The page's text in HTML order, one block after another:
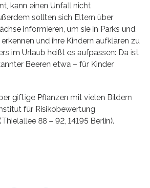
kann einen Unfall nicht
sollten sich Eltern über
informieren, um sie in Parks und
und ihre Kindern aufklären zu
im Urlaub heißt es aufpassen: Da ist
Beeren etwa – für Kinder
giftige Pflanzen mit vielen Bildern
für Risikobewertung
88 – 92, 14195 Berlin).